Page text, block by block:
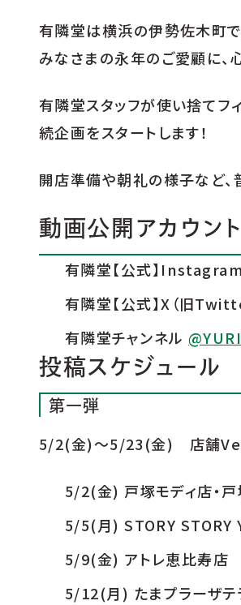
有隣堂は横浜の伊勢佐木町
みなさまの永年のご愛顧に、
有隣堂スタッフが使い捨てフ
続企画をスタートします！
開店準備や朝礼の様子など、
動画公開アカウント
有隣堂【公式】
有隣堂【公式】X（旧
有隣堂チャンネル
投稿スケジュール
第一弾
5/2(金)～5/23(金) 店舗
5/2(金) 戸塚モディ店・
5/5(月) STORY STORY
5/9(金) アトレ恵比寿店
5/12(月) たまプラーザテ